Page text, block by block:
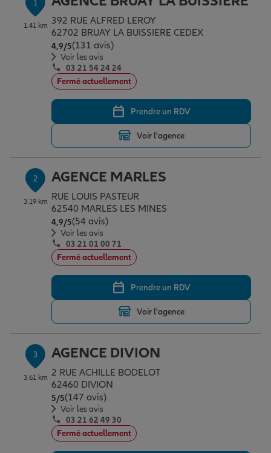
Assurance emprunteur
Prévoyance et dépendance
Assurance animal de compagnie
Protection de la famille
Protection juridique
Épargne & retraite
Plan épargne retraite
Placements financiers
Investissements immobiliers
Transmission
Vos projets
Changer de voiture
Départ à la retraite
Préparer l’avenir
Assurance auto
Assurance habitation
Le Pack Famille
Garantie des accidents de la vie
Assurance scolaire
Protection juridique
Retraite
Professionnels
Allianz en France
1
1.41 km 392 RUE ALFRED LEROY
62702 BRUAY LA BUISSIERE CEDEX
4,9/5Note de 4.9 sur 5
(131 avis)
Voir les avis
03 21 54 24 24
Fermé actuellement
Prendre un RDV
Voir l'agence
2
3.19 km
AGENCE MARLES
RUE LOUIS PASTEUR
62540 MARLES LES MINES
4,9/5Note de 4.9 sur 5
(54 avis)
Voir les avis
03 21 01 00 71
Fermé actuellement
Prendre un RDV
Voir l'agence
3
3.61 km
AGENCE DIVION
2 RUE ACHILLE BODELOT
62460 DIVION
5/5Note de 5 sur 5
(147 avis)
Voir les avis
03 21 62 49 30
Fermé actuellement